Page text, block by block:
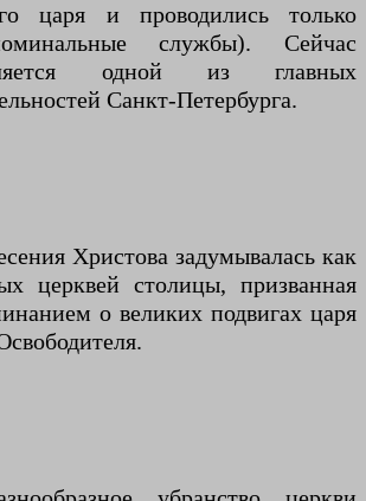
царя и проводились только
службы). Сейчас
одной из главных
Санкт-Петербурга.
Христова задумывалась как
церквей столицы, призванная
о великих подвигах царя